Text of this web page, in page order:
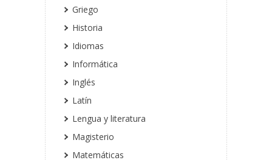
Griego
Historia
Idiomas
Informática
Inglés
Latín
Lengua y literatura
Magisterio
Matemáticas